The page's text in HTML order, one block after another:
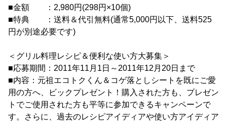
■金額 ：2,980円(298円×10個)
■特典 ：送料＆代引無料(通常5,000円以下、送料525
円が別途必要です)
＜グリル料理レシピ＆便利な使い方大募集＞
■応募期間：2011年11月1日～2011年12月20日まで
■内容：元祖エコトクくん＆コゲ落としシートを既にご愛
用の方へ、ビックプレゼント！購入された方も、プレゼン
トでご使用された方も平等に参加できるキャンペーンで
す。さらに、過去のレシピアイディアや使い方アイディア